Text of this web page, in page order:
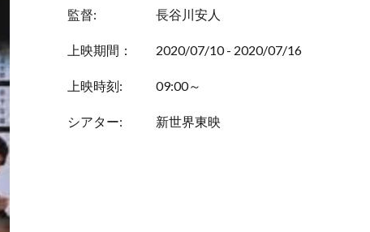
監督: 長谷川安人
上映期間： 2020/07/10 - 2020/07/16
上映時刻: 09:00～
シアター: 新世界東映